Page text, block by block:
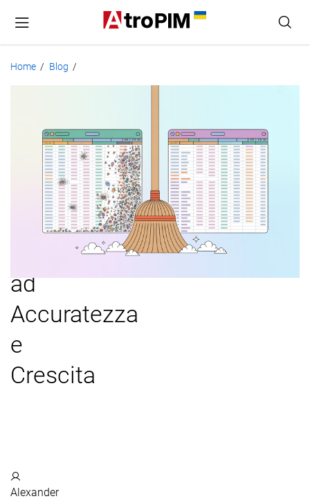
Home / Blog /
Dati
Prodotto:
Guida
Pratica
ad
Accuratezza
e
Crescita
Alexander